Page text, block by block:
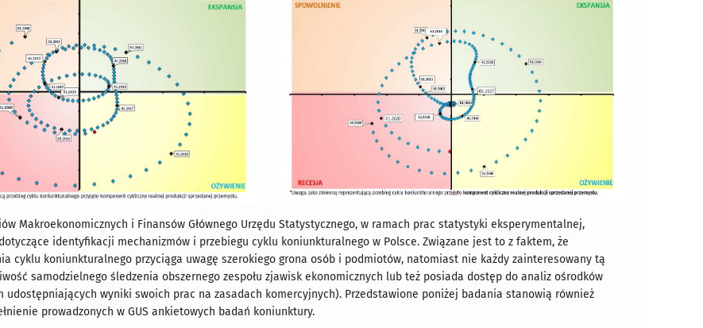
Makroekonomicznych i Finansów Głównego Urzędu Statystycznego,w ramach prac statystyki eksperymentalnej,
identyfikacji mechanizmów i przebiegucyklu koniunkturalnego w Polsce. Związane jest to z faktem, że
cyklu koniunkturalnego przyciąga uwagę szerokiego grona osób i podmiotów, natomiast nie każdy zainteresowany tą
samodzielnego śledzenia obszernego zespołu zjawisk ekonomicznych lub też posiada dostęp do analiz ośrodków
udostępniających wyniki swoich prac na zasadach komercyjnych). Przedstawione poniżej badania stanowią również
prowadzonych w GUS ankietowych badań koniunktury.